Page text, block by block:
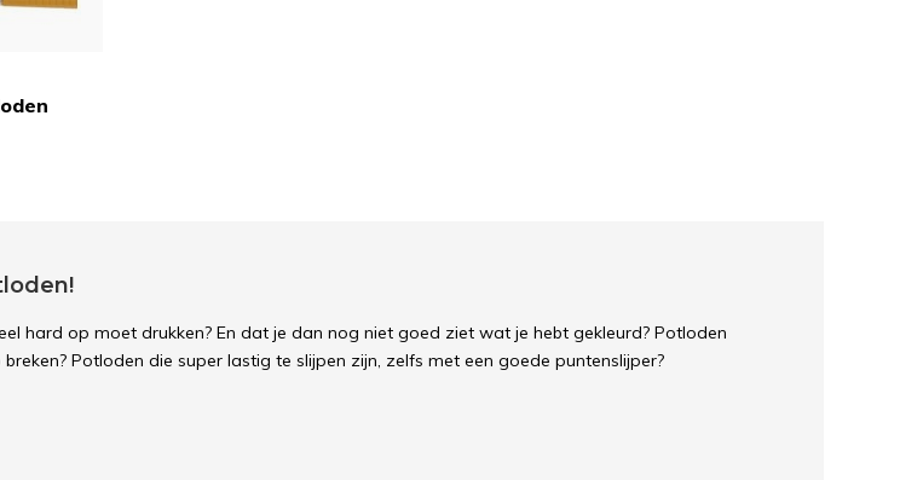
hard op moet drukken? En dat je dan nog niet goed ziet wat je hebt gekleurd? Potloden
Potloden die super lastig te slijpen zijn, zelfs met een goede puntenslijper?